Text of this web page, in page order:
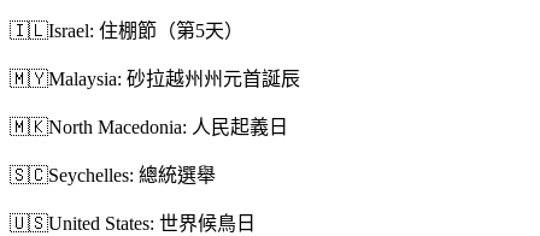
🇮🇱Israel: 住棚節（第5天）
🇲🇾Malaysia: 砂拉越州州元首誕辰
🇲🇰North Macedonia: 人民起義日
🇸🇨Seychelles: 總統選舉
🇺🇸United States: 世界候鳥日